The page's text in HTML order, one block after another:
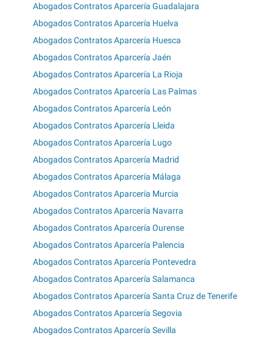
Abogados Contratos Aparcería Guadalajara
Abogados Contratos Aparcería Huelva
Abogados Contratos Aparcería Huesca
Abogados Contratos Aparcería Jaén
Abogados Contratos Aparcería La Rioja
Abogados Contratos Aparcería Las Palmas
Abogados Contratos Aparcería León
Abogados Contratos Aparcería Lleida
Abogados Contratos Aparcería Lugo
Abogados Contratos Aparcería Madrid
Abogados Contratos Aparcería Málaga
Abogados Contratos Aparcería Murcia
Abogados Contratos Aparcería Navarra
Abogados Contratos Aparcería Ourense
Abogados Contratos Aparcería Palencia
Abogados Contratos Aparcería Pontevedra
Abogados Contratos Aparcería Salamanca
Abogados Contratos Aparcería Santa Cruz de Tenerife
Abogados Contratos Aparcería Segovia
Abogados Contratos Aparcería Sevilla